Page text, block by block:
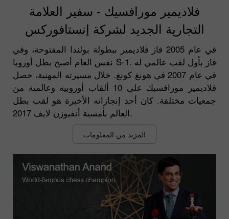
فلاديمير مورافسيك - سفير العلامة
التجارية الجديد لشركة إنستافوركس
في عام 2005 فاز فلاديمير ببطولة بولندا المفتوحة، وفي
نفس العام أصبح بطل أوروبا S-1. فاز بأول لقب عالمي له
في عام 2007 في هونغ كونغ. خلال مسيرته المهنية، حصل
فلاديمير مورافسيك على 10 ألقاب أوروبية وعالمية من
جمعيات مختلفة. كان أحد إنجازاته الأخيرة هو لقب بطل
العالم بأمسية أنفيوزن لايف 2017.
المزيد من المعلومات